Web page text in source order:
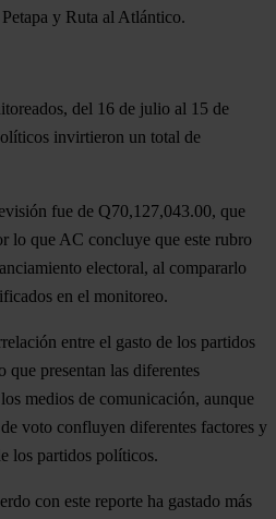
y Ruta al Atlántico.
del 16 de julio al 15 de
invirtieron un total de
fue de Q70,127,043.00, que
lo que AC concluye que este rubro
electoral, al compararlo
en el monitoreo.
entre el gasto de los partidos
presentan las diferentes
medios de comunicación, aunque
voto confluyen diferentes factores y
los partidos políticos.
con este reporte ha gastado más